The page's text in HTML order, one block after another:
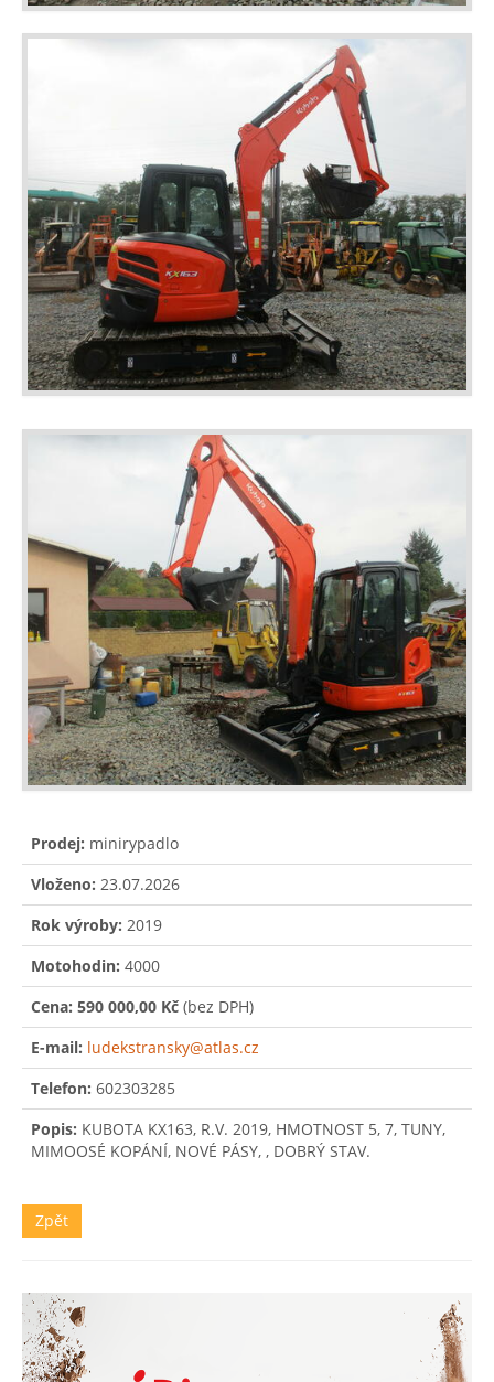
Prodej: minirypadlo
Vloženo: 23.07.2026
Rok výroby: 2019
Motohodin: 4000
Cena: 590 000,00 Kč (bez DPH)
E-mail: ludekstransky@atlas.cz
Telefon: 602303285
Popis: KUBOTA KX163, R.V. 2019, HMOTNOST 5, 7, TUNY,
Zpět